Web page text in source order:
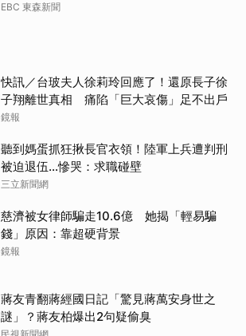
EBC 東森新聞
快訊／台玻夫人徐莉玲回應了！還原長子徐
子翔離世真相 痛陷「巨大哀傷」足不出戶
鏡報
聽到媽蛋抓狂揪長官衣領！陸軍上兵遭判刑
被迫退伍…慘哭：求職碰壁
三立新聞網
慈濟被女律師騙走10.6億 她揭「輕易騙
錢」原因：靠超硬背景
鏡報
蔣友青翻蔣經國日記「驚見蔣萬安身世之
謎」？蔣友柏爆出2句疑偷臭